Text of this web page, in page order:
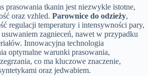
prasowania tkanin jest niezwykle istotne,
oraz vzhled. Parownice do odzieży,
regulacji temperatury i intensywności pary,
zagnieceń, nawet w przypadku
Innowacyjna technologia
optymalne warunki prasowania,
co ma kluczowe znaczenie,
oraz jedwabiem.